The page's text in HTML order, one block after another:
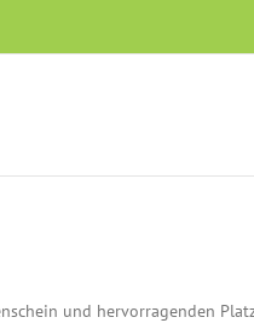
und hervorragenden